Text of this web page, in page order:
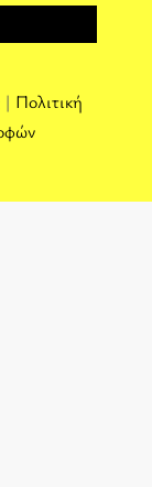
| Πολιτική